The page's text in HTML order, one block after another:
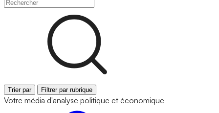
Trier par Filtrer par rubrique
Votre média d'analyse politique et économique